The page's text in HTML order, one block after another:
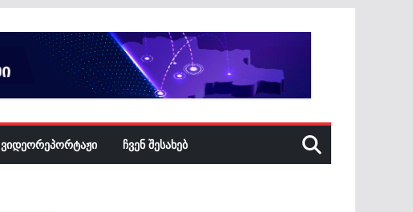
ᲕᲘᲓᲔᲝᲠᲔᲞᲝᲠᲢᲐᲟᲘ ᲩᲕᲔᲜ ᲨᲔᲡᲐᲮᲔᲑ